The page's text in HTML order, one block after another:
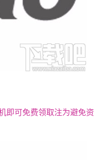
即可免费领取注为避免资